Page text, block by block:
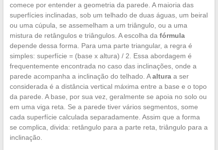
comece por entender a geometria da parede. A maioria das
superfícies inclinadas, sob um telhado de duas águas, um beiral
ou uma cúpula, se assemelham a um triângulo, ou a uma
mistura de retângulos e triângulos. A escolha da fórmula
depende dessa forma. Para uma parte triangular, a regra é
simples: superfície = (base x altura) / 2. Essa abordagem é
frequentemente encontrada no caso das inclinações, onde a
parede acompanha a inclinação do telhado. Aalturaa ser
considerada é a distância vertical máxima entre a base e o topo
da parede. A base, por sua vez, geralmente se apoia no solo ou
em uma viga reta. Se a parede tiver vários segmentos, some
cada superfície calculada separadamente. Assim que a forma
se complica, divida: retângulo para a parte reta, triângulo para a
inclinação.